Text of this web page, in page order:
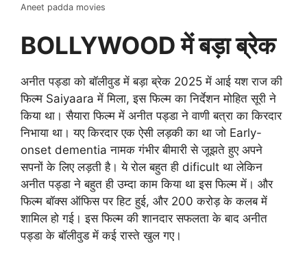
Aneet padda movies
BOLLYWOOD में बड़ा ब्रेक
अनीत पड्डा को बॉलीवुड में बड़ा ब्रेक 2025 में आई यश राज की
फिल्म Saiyaara में मिला, इस फिल्म का निर्देशन मोहित सूरी ने
किया था। सैयारा फिल्म में अनीत पड्डा ने वाणी बत्रा का किरदार
निभाया था। यए किरदार एक ऐसी लड़की का था जो Early-
onset dementia नामक गंभीर बीमारी से जूझते हुए अपने
सपनों के लिए लड़ती है। ये रोल बहुत ही dificult था लेकिन
अनीत पड्डा ने बहुत ही उम्दा काम किया था इस फिल्म में। और
फिल्म बॉक्स ऑफिस पर हिट हुई, और 200 करोड़ के कलब में
शामिल हो गई। इस फिल्म की शानदार सफलता के बाद अनीत
पड्डा के बॉलीवुड में कई रास्ते खुल गए।